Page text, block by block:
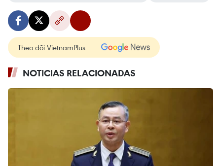
Theo dõi VietnamPlus
NOTICIAS RELACIONADAS